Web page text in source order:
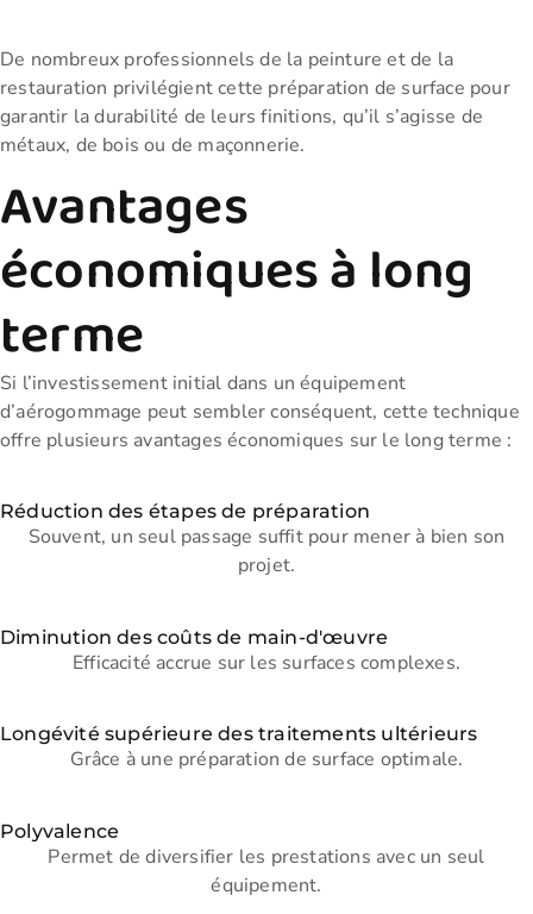
De nombreux professionnels de la peinture et de la
restauration privilégient cette préparation de surface pour
garantir la durabilité de leurs finitions, qu’il s’agisse de
métaux, de bois ou de maçonnerie.
Avantages
économiques à long
terme
Si l’investissement initial dans un équipement
d’aérogommage peut sembler conséquent, cette technique
offre plusieurs avantages économiques sur le long terme :
Réduction des étapes de préparation
Souvent, un seul passage suffit pour mener à bien son
projet.
Diminution des coûts de main-d'œuvre
Efficacité accrue sur les surfaces complexes.
Longévité supérieure des traitements ultérieurs
Grâce à une préparation de surface optimale.
Polyvalence
Permet de diversifier les prestations avec un seul
équipement.